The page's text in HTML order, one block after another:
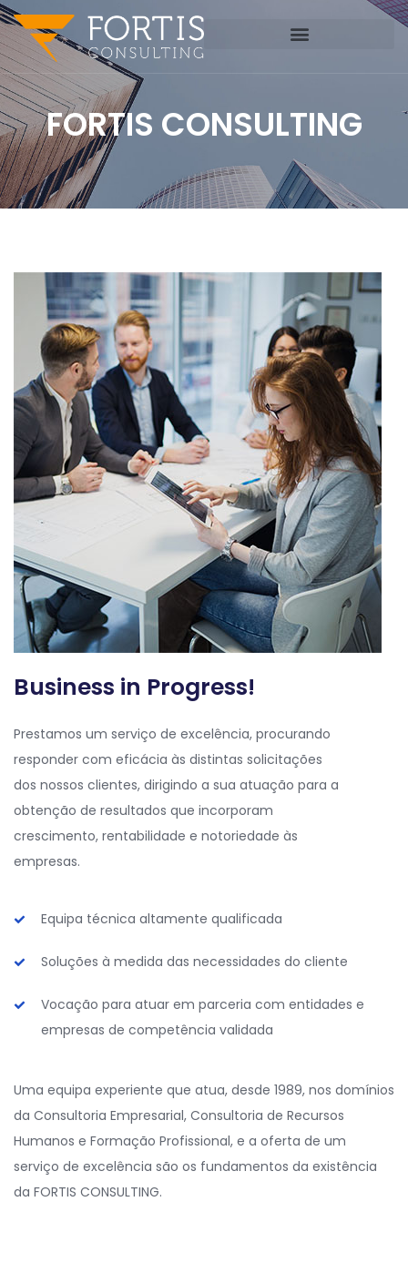
FORTIS CONSULTING
Business in Progress!
Prestamos um serviço de excelência, procurando
responder com eficácia às distintas solicitações
dos nossos clientes, dirigindo a sua atuação para a
obtenção de resultados que incorporam
crescimento, rentabilidade e notoriedade às
empresas.
Equipa técnica altamente qualificada
Soluções à medida das necessidades do cliente
Vocação para atuar em parceria com entidades e
empresas de competência validada
Uma equipa experiente que atua, desde 1989, nos domínios
da Consultoria Empresarial, Consultoria de Recursos
Humanos e Formação Profissional, e a oferta de um
serviço de excelência são os fundamentos da existência
da FORTIS CONSULTING.